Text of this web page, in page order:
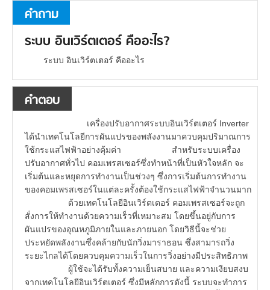
คำถาม
ระบบ อินเวิร์ตเตอร์ คืออะไร?
ระบบ อินเวิร์ตเตอร์ คืออะไร
คำตอบ
เครื่องปรับอากาศระบบอินเวิร์ตเตอร์ Inverter
ได้นำเทคโนโลยีการผันแปรของพลังงานมาควบคุมปริมาณการ
ใช้กระแสไฟฟ้าอย่างคุ้มค่า สำหรับระบบเครื่อง
ปรับอากาศทั่วไป คอมเพรสเซอร์ซึ่งทำหน้าที่เป็นหัวใจหลัก จะ
เริ่มต้นและหยุดการทำงานเป็นช่วงๆ ซึ่งการเริ่มต้นการทำงาน
ของคอมเพรสเซอร์ในแต่ละครั้งต้องใช้กระแสไฟฟ้าจำนวนมาก
ด้วยเทคโนโลยีอินเวิร์ตเตอร์ คอมเพรสเซอร์จะถูก
สั่งการให้ทำงานด้วยความเร็วที่เหมาะสม โดยขึ้นอยู่กับการ
ผันแปรของอุณหภูมิภายในและภายนอก โดยวิธีนี้จะช่วย
ประหยัดพลังงานซึ่งคล้ายกับนักวิ่งมาราธอน ซึ่งสามารถวิ่ง
ระยะไกลได้โดยควบคุมความเร็วในการวิ่งอย่างมีประสิทธิภาพ
ผู้ใช้จะได้รับทั้งความเย็นสบาย และความเงียบสงบ
จากเทคโนโลยีอินเวิร์ตเตอร์ ซึ่งมีหลักการดังนี้ ระบบจะทำการ